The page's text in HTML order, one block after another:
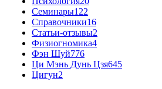
Семинары122
Справочники16
Статьи-отзывы2
Физиогномика4
Фэн Шуй776
Ци Мэнь Дунь Цзя645
Цигун2